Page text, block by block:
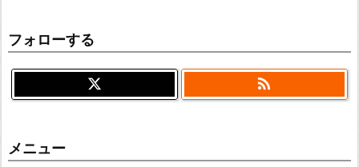
フォローする

メニュー